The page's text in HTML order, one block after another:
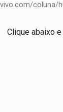
DA
coluna/
Clique abaixo